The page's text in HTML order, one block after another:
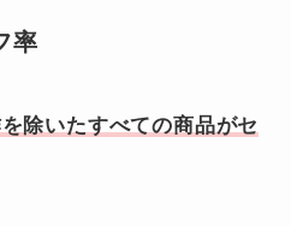
率
除いたすべての商品がセ